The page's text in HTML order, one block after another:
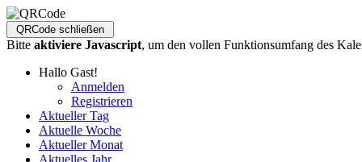
Bitte aktiviere Javascript, um den vollen Funktionsumfang des
Hallo Gast!
Anmelden
Registrieren
Aktueller Tag
Aktuelle Woche
Aktueller Monat
Aktuelles Jahr